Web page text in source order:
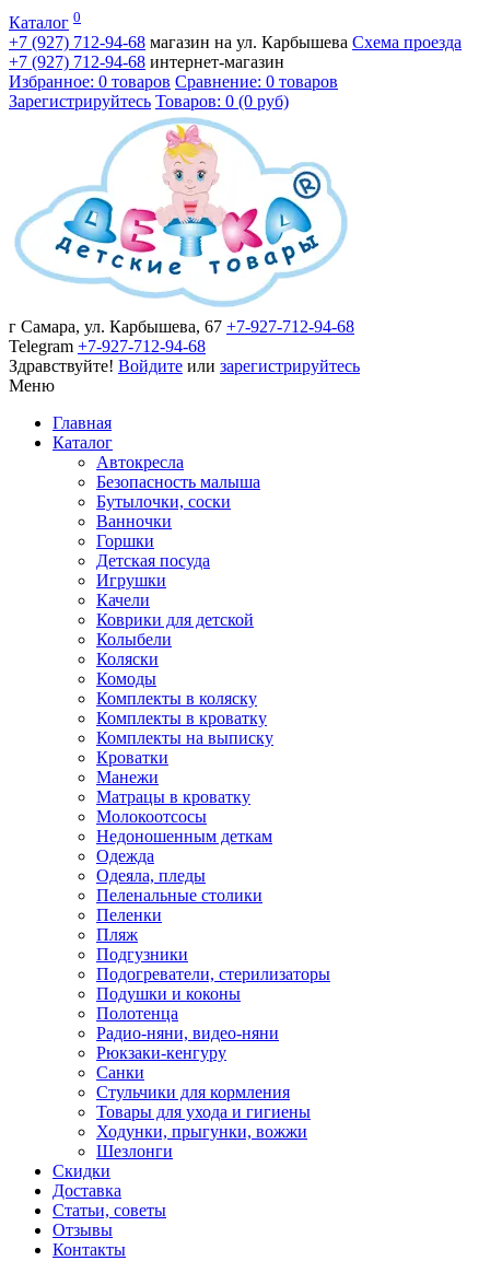
Каталог 0
+7 (927) 712-94-68 магазин на ул. Карбышева Схема проезда
+7 (927) 712-94-68 интернет-магазин
Избранное: 0 товаров Сравнение: 0 товаров
Зарегистрируйтесь Товаров: 0 (0 руб)
г Самара, ул. Карбышева, 67 +7-927-712-94-68
Telegram +7-927-712-94-68
Здравствуйте! Войдите или зарегистрируйтесь
Меню
Главная
Каталог
Автокресла
Безопасность малыша
Бутылочки, соски
Ванночки
Горшки
Детская посуда
Игрушки
Качели
Коврики для детской
Колыбели
Коляски
Комоды
Комплекты в коляску
Комплекты в кроватку
Комплекты на выписку
Кроватки
Манежи
Матрацы в кроватку
Молокоотсосы
Недоношенным деткам
Одежда
Одеяла, пледы
Пеленальные столики
Пеленки
Пляж
Подгузники
Подогреватели, стерилизаторы
Подушки и коконы
Полотенца
Радио-няни, видео-няни
Рюкзаки-кенгуру
Санки
Стульчики для кормления
Товары для ухода и гигиены
Ходунки, прыгунки, вожжи
Шезлонги
Скидки
Доставка
Статьи, советы
Отзывы
Контакты